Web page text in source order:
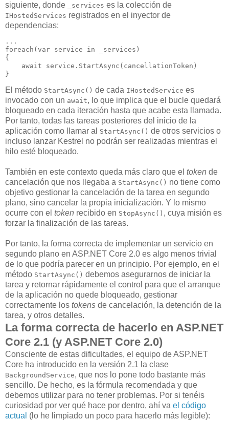
siguiente, donde
_services es la colección de
IHostedServices registrados en el inyector de
dependencias:
foreach ( var service in _services)
{
await service.StartAsync(cancellationToken)
}
El método StartAsync() de cada IHostedService es
invocado con un await, lo que implica que el bucle quedará
bloqueado en cada iteración hasta que acabe esta llamada.
Por tanto, todas las tareas posteriores del inicio de la
aplicación como llamar al
StartAsync() de otros servicios o
incluso lanzar Kestrel no podrán ser realizadas mientras el
hilo esté bloqueado.
También en este contexto queda más claro que el token de
cancelación que nos llegaba a StartAsync() no tiene como
objetivo gestionar la cancelación de la tarea en segundo
plano, sino cancelar la propia inicialización. Y lo mismo
ocurre con el token recibido en StopAsync() , cuya misión es
forzar la finalización de las tareas.
Por tanto, la forma correcta de implementar un servicio en
segundo plano en ASP.NET Core 2.0 es algo menos trivial
de lo que podría parecer en un principio. Por ejemplo, en el
método StartAsync() debemos asegurarnos de iniciar la
tarea y retornar rápidamente el control para que el arranque
de la aplicación no quede bloqueado, gestionar
correctamente los tokens de cancelación, la detención de la
tarea, y otros detalles.
La forma correcta de hacerlo en ASP.NET
Core 2.1 (y ASP.NET Core 2.0)
Consciente de estas dificultades, el equipo de ASP.NET
Core ha introducido en la versión 2.1 la clase
BackgroundService, que nos lo pone todo bastante más
sencillo. De hecho, es la fórmula recomendada y que
debemos utilizar para no tener problemas. Por si tenéis
curiosidad por ver qué hace por dentro, ahí va el código
actual (lo he limpiado un poco para hacerlo más legible):